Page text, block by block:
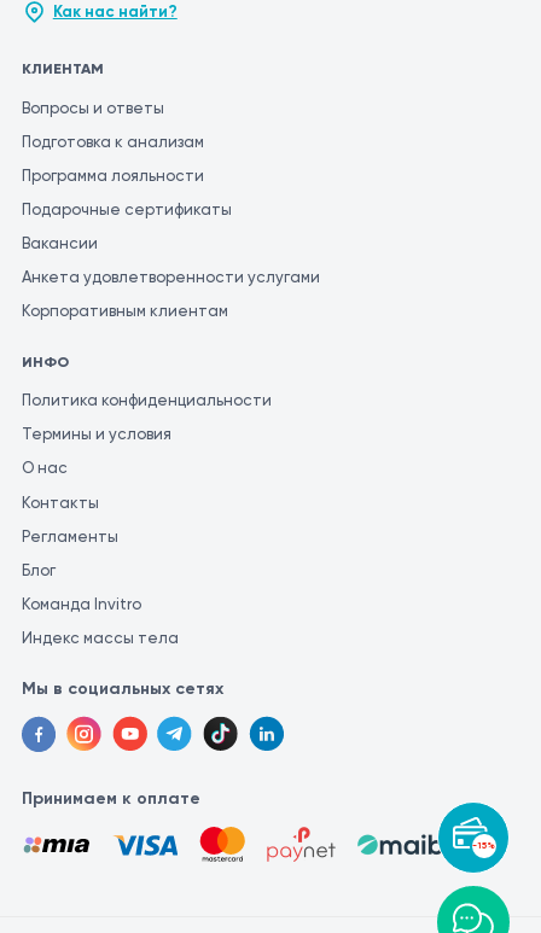
-15%
Как нас найти?
КЛИЕНТАМ
Вопросы и ответы
Подготовка к анализам
Программа лояльности
Подарочные сертификаты
Вакансии
Анкета удовлетворенности услугами
Корпоративным клиентам
ИНФО
Политика конфиденциальности
Термины и условия
О нас
Контакты
Регламенты
Блог
Команда Invitro
Индекс массы тела
Мы в социальных сетях
Принимаем к оплате